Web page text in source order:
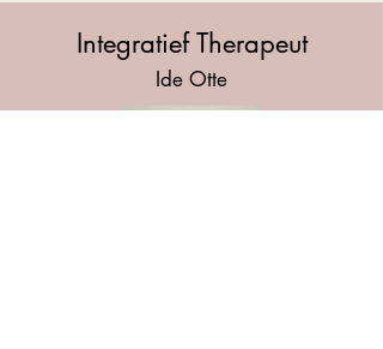
Integratief Therapeut
Ide Otte